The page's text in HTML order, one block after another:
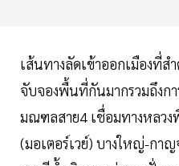
เส้นทางลัดเข้าออกเมืองที่
จับจองพื้นที่กันมากรวมถึงก
มณฑลสาย4 เชื่อมทางหลวง
(มอเตอร์เวย์) บางใหญ่-กา